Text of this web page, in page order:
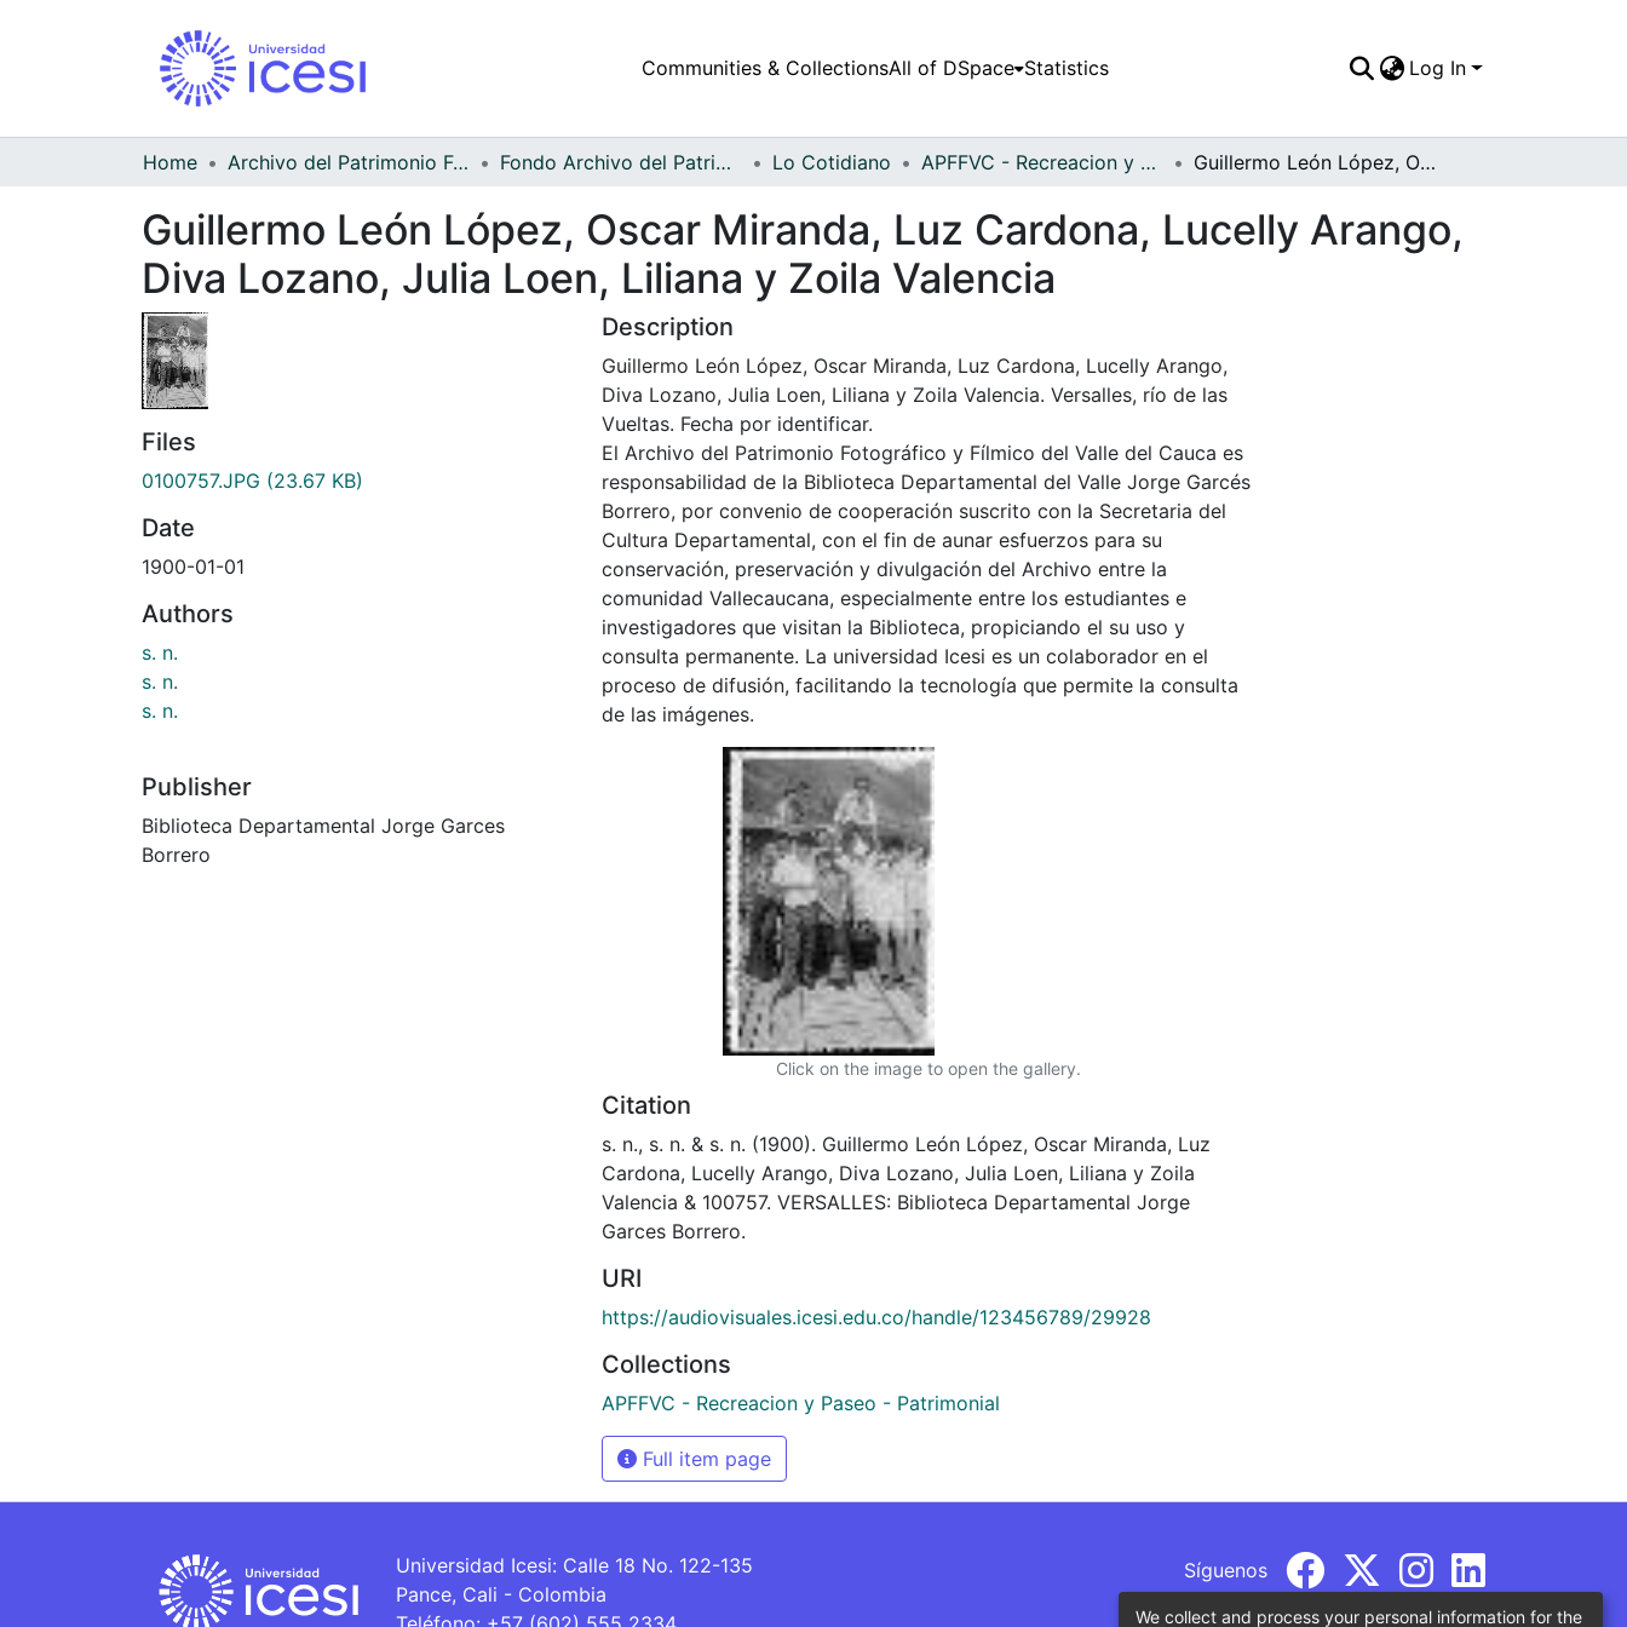
Communities & CollectionsAll of DSpace Statistics Log In
Home Archivo del Patrimonio Fotográfico y Fílmico del Valle del Cauca Fondo Archivo del Patrimonio Fotográfico y Fílmico del Valle del Cauca Lo Cotidiano APFFVC - Recreacion y Paseo - Patrimonial Guillermo León López, Oscar Miranda, Luz Cardona, Lucelly Arango, Diva Lozano, Julia Loen, Liliana y Zoila Valencia
Guillermo León López, Oscar Miranda, Luz Cardona, Lucelly Arango,
Diva Lozano, Julia Loen, Liliana y Zoila Valencia
Files
0100757.JPG (23.67 KB)
Date
1900-01-01
Authors
s. n.
s. n.
s. n.
Publisher
Biblioteca Departamental Jorge Garces
Borrero
Description
Guillermo León López, Oscar Miranda, Luz Cardona, Lucelly Arango,
Diva Lozano, Julia Loen, Liliana y Zoila Valencia. Versalles, río de las
Vueltas. Fecha por identificar.
El Archivo del Patrimonio Fotográfico y Fílmico del Valle del Cauca es
responsabilidad de la Biblioteca Departamental del Valle Jorge Garcés
Borrero, por convenio de cooperación suscrito con la Secretaria del
Cultura Departamental, con el fin de aunar esfuerzos para su
conservación, preservación y divulgación del Archivo entre la
comunidad Vallecaucana, especialmente entre los estudiantes e
investigadores que visitan la Biblioteca, propiciando el su uso y
consulta permanente. La universidad Icesi es un colaborador en el
proceso de difusión, facilitando la tecnología que permite la consulta
de las imágenes.
Click on the image to open the gallery.
Citation
s. n., s. n. & s. n. (1900). Guillermo León López, Oscar Miranda, Luz
Cardona, Lucelly Arango, Diva Lozano, Julia Loen, Liliana y Zoila
Valencia & 100757. VERSALLES: Biblioteca Departamental Jorge
Garces Borrero.
URI
https://audiovisuales.icesi.edu.co/handle/123456789/29928
Collections
APFFVC - Recreacion y Paseo - Patrimonial
Full item page
Universidad Icesi: Calle 18 No. 122-135
Pance, Cali - Colombia
Síguenos
We collect and process your personal information for the